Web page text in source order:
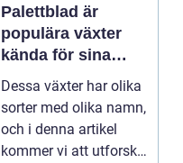
Palettblad är
populära växter
kända för sina
färgglada blad och
dekorativa
utseende
Dessa växter har olika
sorter med olika namn,
och i denna artikel
kommer vi att utforska